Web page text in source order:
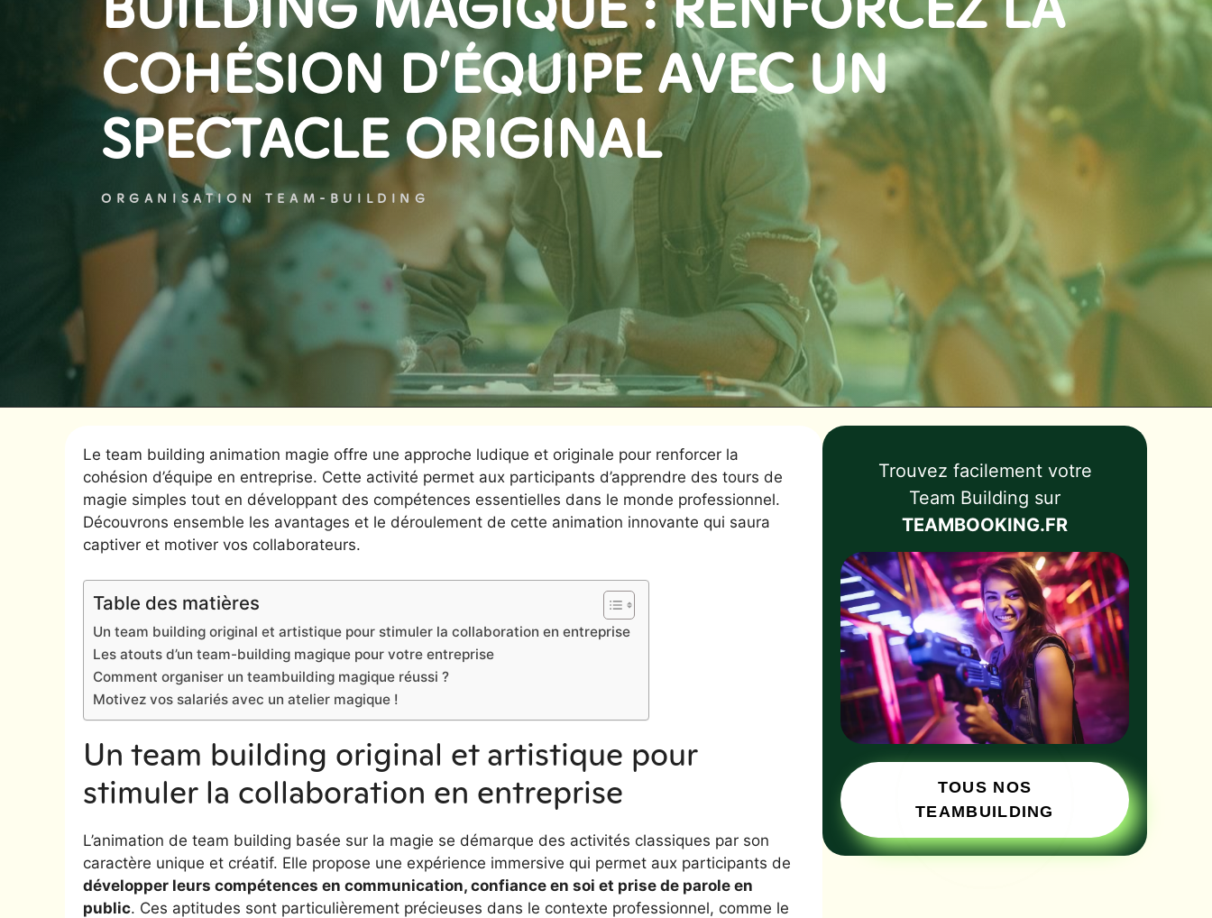
COHÉSION D’ÉQUIPE AVEC UN
SPECTACLE ORIGINAL
ORGANISATION TEAM-BUILDING
Le team building animation magie offre une approche ludique et originale pour renforcer la
cohésion d’équipe en entreprise. Cette activité permet aux participants d’apprendre des tours de
magie simples tout en développant des compétences essentielles dans le monde professionnel.
Découvrons ensemble les avantages et le déroulement de cette animation innovante qui saura
captiver et motiver vos collaborateurs.
Table des matières
Un team building original et artistique pour stimuler la collaboration en entreprise
Les atouts d’un team-building magique pour votre entreprise
Comment organiser un teambuilding magique réussi ?
Motivez vos salariés avec un atelier magique !
Un team building original et artistique pour
stimuler la collaboration en entreprise
L’animation de team building basée sur la magie se démarque des activités classiques par son
caractère unique et créatif. Elle propose une expérience immersive qui permet aux participants de
développer leurs compétences en communication, confiance en soi et prise de parole en
public. Ces aptitudes sont particulièrement précieuses dans le contexte professionnel, comme le
Trouvez facilement votre
Team Building sur
TEAMBOOKING.FR
TOUS NOS
TEAMBUILDING